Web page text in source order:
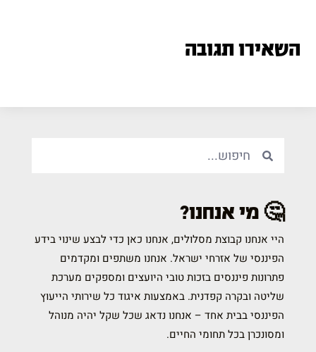
השאירו תגובה
🤔 מי אנחנו?
היי אנחנו קבוצת מסלולים, אנחנו כאן כדי לבצע שינוי בידע
הפיננסי של אזרחי ישראל. אנחנו משתפים ומקדמים
פתרונות פיננסים בזכות טובי היועצים ומספקים מערכת
שליטה ובקרה קפדנית. באמצעות איגוד כל שירותי הייעוץ
הפיננסי בבית אחד – אנחנו נדאג שכל שקל יהיה מנוהל
ומסונכרן בכל תחומי החיים.